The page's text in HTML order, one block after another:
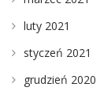
luty 2021
styczeń 2021
grudzień 2020